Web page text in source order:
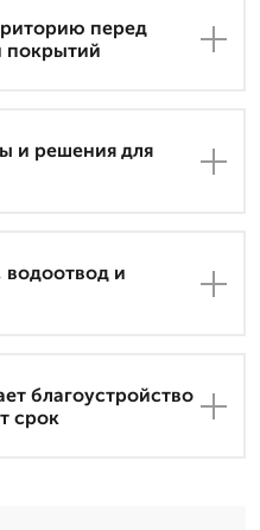
перед
покрытий
и решения для
и
благоустройство
срок